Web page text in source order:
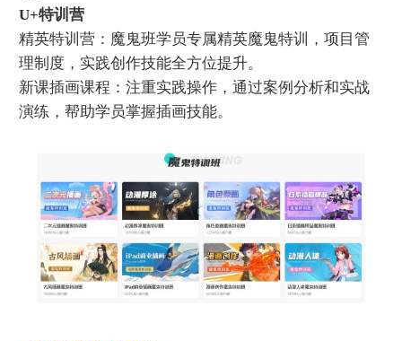
U+特训营
精英特训营：魔鬼班学员专属精英魔鬼特训，项目管
理制度，实践创作技能全方位提升。
新课插画课程：注重实践操作，通过案例分析和实战
演练，帮助学员掌握插画技能。